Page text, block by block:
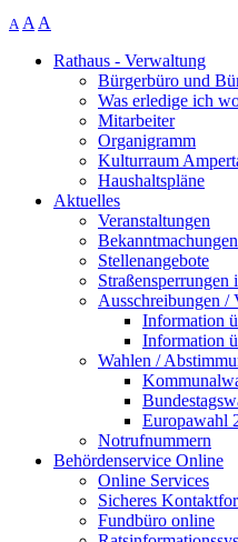
A A A
Rathaus - Verwaltung
Bürgerbüro und
Was erledige ich
Mitarbeiter
Organigramm
Kulturraum
Haushaltspläne
Aktuelles
Veranstaltungen
Bekanntmachungen
Stellenangebote
Ausschreibungen /
Information
Information
Wahlen /
Europawahl
Notrufnummern
Behördenservice Online
Online Services
Sicheres
Fundbüro online